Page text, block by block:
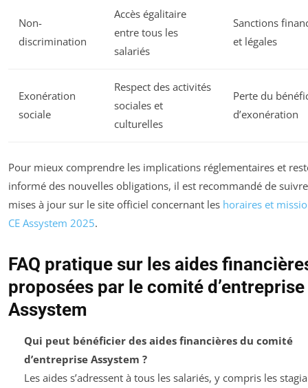
Non-
discrimination
Accès égalitaire
entre tous les
salariés
Sanctions
et légales
Exonération
sociale
Respect des activités
sociales et
culturelles
Perte du
d’exonération
Pour mieux comprendre les implications réglementaires et
informé des nouvelles obligations, il est recommandé de
mises à jour sur le site officiel concernant les horaires et
CE Assystem 2025.
FAQ pratique sur les aides
proposées par le comité d’entreprise
Assystem
Qui peut bénéficier des aides financières du comité
d’entreprise Assystem ?
Les aides s’adressent à tous les salariés, y compris les